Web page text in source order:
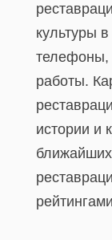
культуры
телефоны,
работы.
истории и